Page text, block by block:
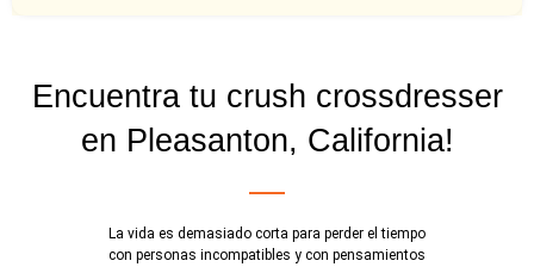
Encuentra tu crush crossdresser
en Pleasanton, California!
La vida es demasiado corta para perder el tiempo
con personas incompatibles y con pensamientos